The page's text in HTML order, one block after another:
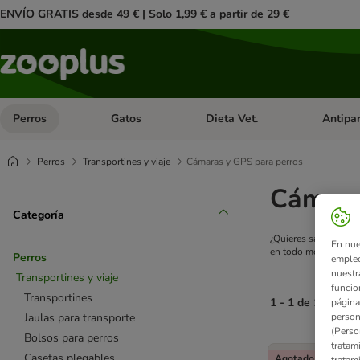
ENVÍO GRATIS desde 49 € | Solo 1,99 € a partir de 29 €
Perros Menú de categoria abierto: Perros
Gatos Menú de categoria abierto: Gatos
Dieta Vet. Menú
Perros Transportines y viaje Cámaras y GPS para perros
Categoría
Perros
Transportines y viaje
Transportines
Jaulas para transporte
Bolsos para perros
¿Quieres saber qué
en todo momento
1 - 1 de 1
product items
En